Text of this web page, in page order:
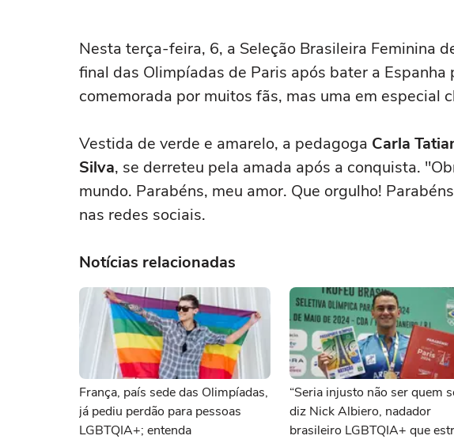
Nesta terça-feira, 6, a Seleção Brasileira Feminina
final das Olimpíadas de Paris após bater a
comemorada por muitos fãs, mas uma em especial
Vestida de verde e amarelo, a pedagoga Carla
Silva, se derreteu pela amada após a conquista.
mundo. Parabéns, meu amor. Que orgulho!
nas redes sociais.
Notícias relacionadas
França, país sede das Olimpíadas,
já pediu perdão para pessoas
LGBTQIA+; entenda
“Seria injusto não ser quem
diz Nick Albiero, nadador
brasileiro LGBTQIA+ que